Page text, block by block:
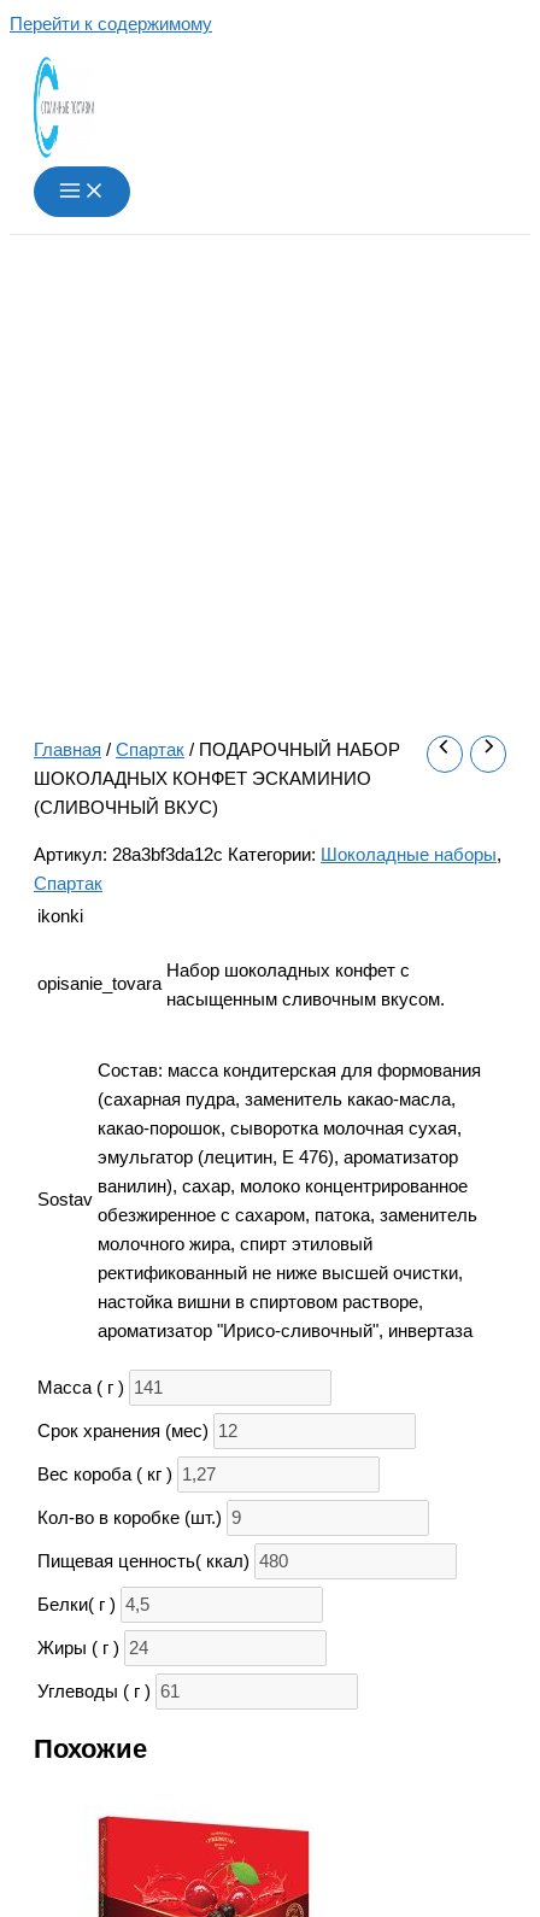
Перейти к содержимому
Главная / Спартак / ПОДАРОЧНЫЙ НАБОР
ШОКОЛАДНЫХ КОНФЕТ ЭСКАМИНИО
(СЛИВОЧНЫЙ ВКУС)
Артикул: 28a3bf3da12c Категории: Шоколадные наборы,
Спартак
ikonki
opisanie_tovara
Набор шоколадных конфет с
насыщенным сливочным вкусом.
Sostav
Состав: масса кондитерская для формования
(сахарная пудра, заменитель какао-масла,
какао-порошок, сыворотка молочная сухая,
эмульгатор (лецитин, Е 476), ароматизатор
ванилин), сахар, молоко концентрированное
обезжиренное с сахаром, патока, заменитель
молочного жира, спирт этиловый
ректификованный не ниже высшей очистки,
настойка вишни в спиртовом растворе,
ароматизатор "Ирисо-сливочный", инвертаза
Масса ( г )
Срок хранения (мес)
Вес короба ( кг )
Кол-во в коробке (шт.)
Пищевая ценность( ккал)
Белки( г )
Жиры ( г )
Углеводы ( г )
Похожие